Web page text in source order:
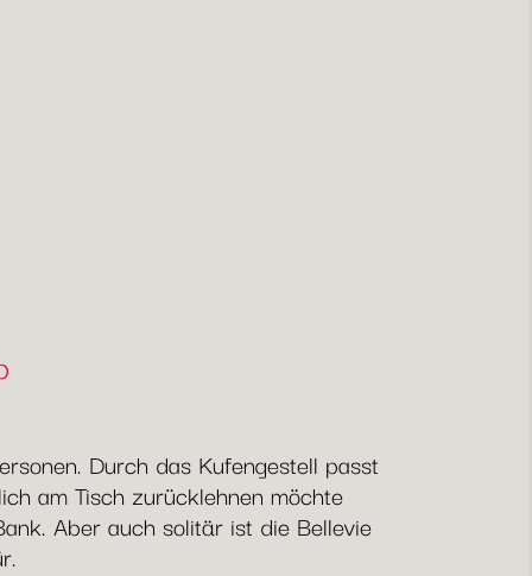
Durch das Kufengestell passt
am Tisch zurücklehnen möchte
Aber auch solitär ist die Bellevie